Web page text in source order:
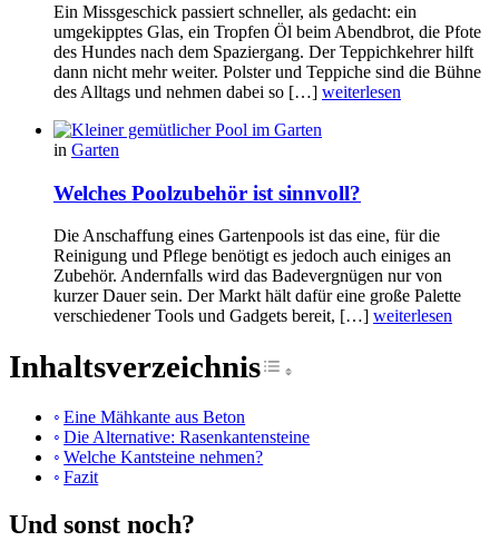
Ein Missgeschick passiert schneller, als gedacht: ein
umgekipptes Glas, ein Tropfen Öl beim Abendbrot, die Pfote
des Hundes nach dem Spaziergang. Der Teppichkehrer hilft
dann nicht mehr weiter. Polster und Teppiche sind die Bühne
des Alltags und nehmen dabei so […] weiterlesen
in Garten
Welches Poolzubehör ist sinnvoll?
Die Anschaffung eines Gartenpools ist das eine, für die
Reinigung und Pflege benötigt es jedoch auch einiges an
Zubehör. Andernfalls wird das Badevergnügen nur von
kurzer Dauer sein. Der Markt hält dafür eine große Palette
verschiedener Tools und Gadgets bereit, […] weiterlesen
InhaltsverzeichnisToggle Table of
Eine Mähkante aus Beton
Die Alternative: Rasenkantensteine
Welche Kantsteine nehmen?
Fazit
Und sonst noch?